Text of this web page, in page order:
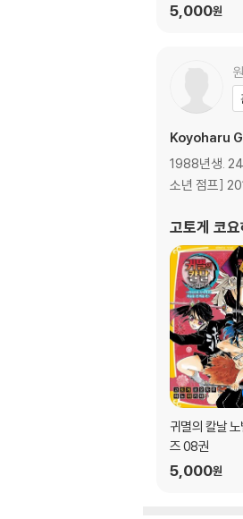
5,000원
Koyoharu
1988년생. 24
소년 점프]
고토게 코
귀멸의 칼날
즈 08권
5,000원